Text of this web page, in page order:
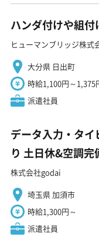
ハンダ付けや組
ヒューマンブリッジ株式
大分県 日出町
時給1,100円～1,375
派遣社員
データ入力・タ
り 土日休&空調
株式会社godai
埼玉県 加須市
時給1,300円～
派遣社員